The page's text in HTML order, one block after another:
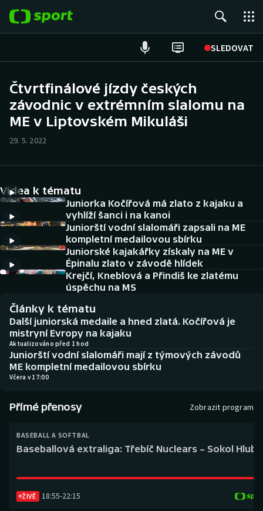
SLEDOVAT
Hokej
Cyklistika
DALŠÍ SPORTY
Americký fotbal
Baseball a softbal
Biatlon
Boby a skeleton
Curling
Dostihy
Futsal
NEPŘEHLÉDNĚTE
Soutěže
Aplikace ČT sport
AZ kvíz
Čtvrtfinálové jízdy českých
závodnic v extrémním slalomu na
ME v Liptovském Mikuláši
29. 5. 2022
Videa k tématu
Juniorka Kočířová má zlato z kajaku a
vyhlíží šanci i na kanoi
Juniorští vodní slalomáři zapsali na ME
kompletní medailovou sbírku
Juniorské kajakářky získaly na ME v
Épinalu zlato v závodě hlídek
Krejčí, Kneblová a Přindiš ke zlatému
úspěchu na MS
Články k tématu
Další juniorská medaile a hned zlatá. Kočířová je
mistryní Evropy na kajaku
Aktualizováno před 1 hod
Juniorští vodní slalomáři mají z týmových závodů
ME kompletní medailovou sbírku
Včera v 17:00
Přímé přenosy Zobrazit program
BASEBALL A SOFTBAL
Baseballová extraliga: Třebíč Nuclears – Sokol
ŽIVĚ 18:55-22:15